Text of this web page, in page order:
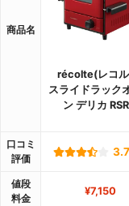
商品名
récolte(レコ
スライドラック
ン デリカ
口コミ
評価
値段
料金
¥7,150